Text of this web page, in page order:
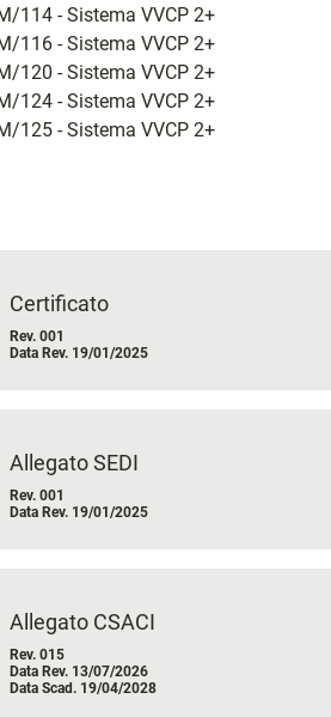
114 - Sistema VVCP 2+
116 - Sistema VVCP 2+
120 - Sistema VVCP 2+
124 - Sistema VVCP 2+
125 - Sistema VVCP 2+
Certificato
Rev. 001
Data Rev. 19/01/2025
Allegato SEDI
Rev. 001
Data Rev. 19/01/2025
Allegato CSACI
Rev. 015
Data Rev. 13/07/2026
Data Scad. 19/04/2028